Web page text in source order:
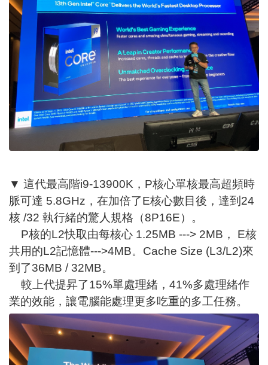
▼ 這代最高階i9-13900K，P核心單核最高超頻時
脈可達 5.8GHz，在加倍了E核心數目後，達到24
核 /32 執行緒的驚人規格（8P16E）。
P核的L2快取由每核心 1.25MB ---> 2MB， E核
共用的L2記憶體--->4MB。Cache Size (L3/L2)來
到了36MB / 32MB。
較上代提昇了15%單處理緒，41%多處理緒作
業的效能，讓電腦能處理更多吃重的多工任務。